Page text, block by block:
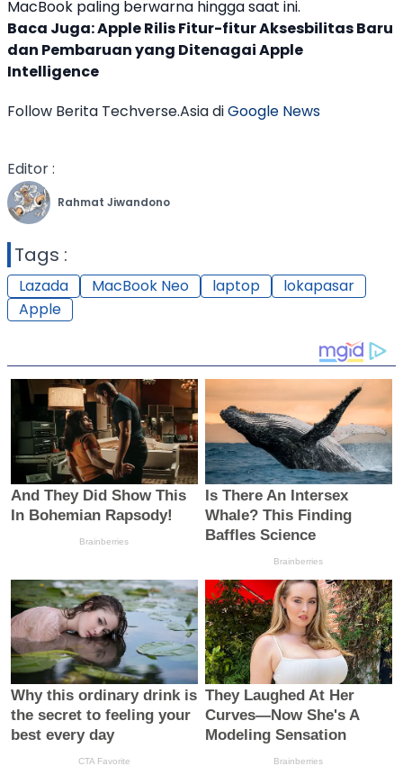
MacBook paling berwarna hingga saat ini.
Baca Juga:Apple Rilis Fitur-fitur Aksesbilitas Baru
dan Pembaruan yang Ditenagai Apple
Intelligence
Follow Berita Techverse.Asia diGoogle News
Editor :
Rahmat Jiwandono
Tags :
Lazada MacBook Neo laptop
lokapasar
Apple